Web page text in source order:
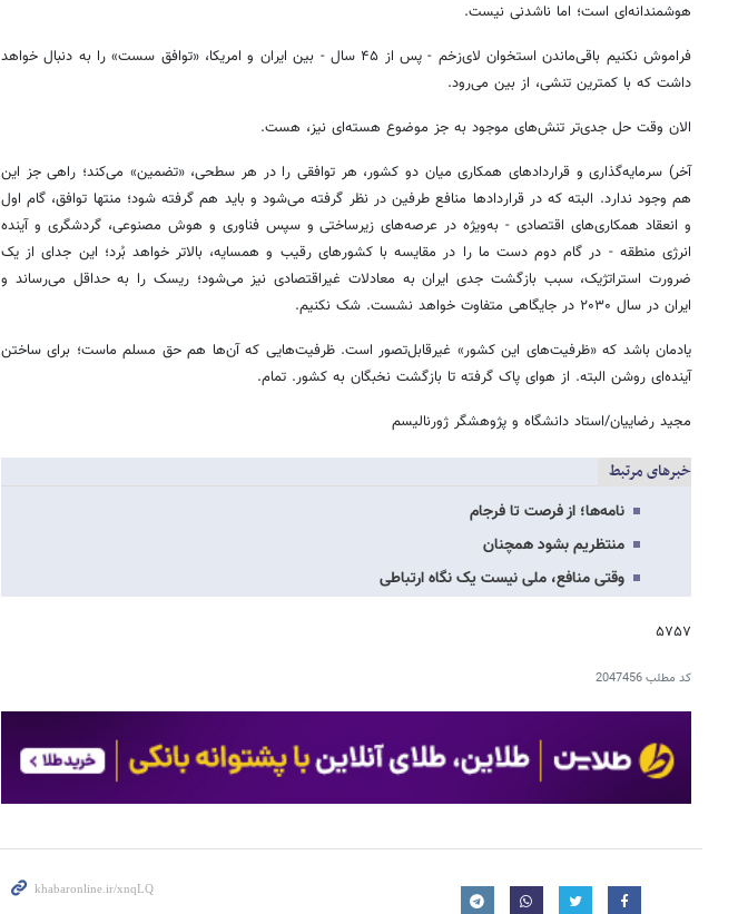
هوشمندانه‌ای است؛ اما ناشدنی نیست.
فراموش نکنیم باقی‌ماندن استخوان لای‌زخم - پس از ۴۵ سال - بین ایران و امریکا، «توافق سست» را به دنبال خواهد
داشت که با کمترین تنشی، از بین می‌رود.
الان وقت حل جدی‌تر تنش‌های موجود به جز موضوع هسته‌ای نیز، هست.
آخر) سرمایه‌گذاری و قراردادهای همکاری میان دو کشور، هر توافقی را در هر سطحی، «تضمین» می‌کند؛ راهی جز این
هم وجود ندارد. البته که در قراردادها منافع طرفین در نظر گرفته می‌شود و باید هم گرفته شود؛ منتها توافق، گام اول
و انعقاد همکاری‌های اقتصادی - به‌ویژه در عرصه‌های زیرساختی و سپس فناوری و هوش مصنوعی، گردشگری و آینده
انرژی منطقه - در گام دوم دست ما را در مقایسه با کشورهای رقیب و همسایه، بالاتر خواهد بُرد؛ این جدای از یک
ضرورت استراتژیک، سبب بازگشت جدی ایران به معادلات غیراقتصادی نیز می‌شود؛ ریسک را به حداقل می‌رساند و
ایران در سال ۲۰۳۰ در جایگاهی متفاوت خواهد نشست. شک نکنیم.
یادمان باشد که «ظرفیت‌های این کشور» غیرقابل‌تصور است. ظرفیت‌هایی که آن‌ها هم حق مسلم ماست؛ برای ساختن
آینده‌ای روشن البته. از هوای پاک گرفته تا بازگشت نخبگان به کشور. تمام.
مجید رضاییان/استاد دانشگاه و پژوهشگر ژورنالیسم
خبرهای مرتبط
نامه‌ها؛ از فرصت تا فرجام
منتظریم بشود همچنان
وقتی منافع، ملی نیست یک نگاه ارتباطی
۵۷۵۷
کد مطلب2047456